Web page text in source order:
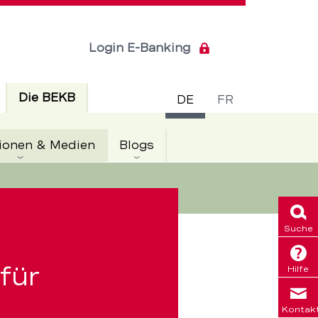
DE FR
Login E-Banking
Die BEKBAktiv
& Medien AktivBlogs
Suche
Hilfe